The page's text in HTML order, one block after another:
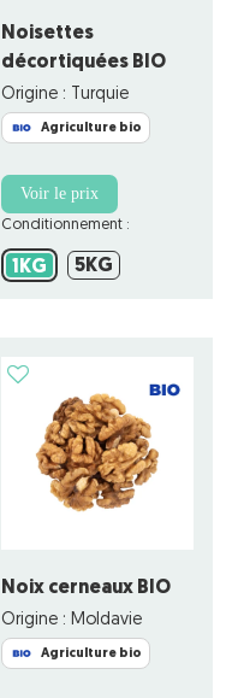
Noisettes
décortiquées BIO
Origine : Turquie
Agriculture bio
Voir le prix
Conditionnement :
1KG 1KG5KG
Noix cerneaux BIO
Origine : Moldavie
Agriculture bio